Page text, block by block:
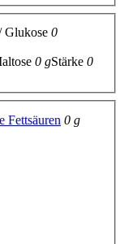
Glukose 0
0 gStärke 0
Fettsäuren 0 g